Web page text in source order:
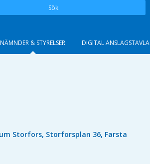
Sök
NÄMNDER & STYRELSER DIGITAL ANSLAGSTAVLA
Storfors, Storforsplan 36, Farsta